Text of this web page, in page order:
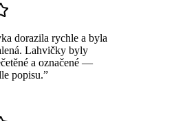
dorazila rychle a byla
Lahvičky byly
a označené —
popisu.”